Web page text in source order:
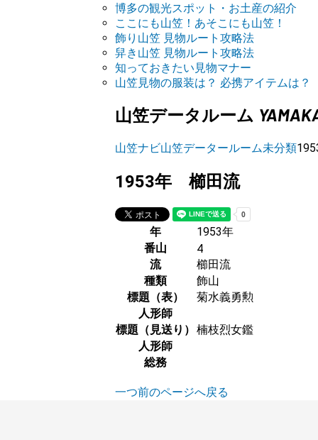
博多の観光スポット・お土産の紹介
ここにも山笠！あそこにも山笠！
飾り山笠 見物ルート攻略法
舁き山笠 見物ルート攻略法
知っておきたい見物マナー
山笠見物の服装は？ 必携アイテムは？
山笠データルーム
山笠ナビ山笠データールーム未分類
1953年 櫛田流
年
1953年
番山
4
流
櫛田流
種類
飾山
標題（表）
菊水義勇勲
人形師
標題（見送り） 楠枝烈女鑑
人形師
総務
一つ前のページへ戻る